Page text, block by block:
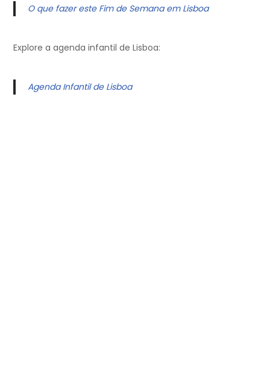
O que fazer este Fim de Semana em Lisboa
Explore a agenda infantil de Lisboa:
Agenda Infantil de Lisboa